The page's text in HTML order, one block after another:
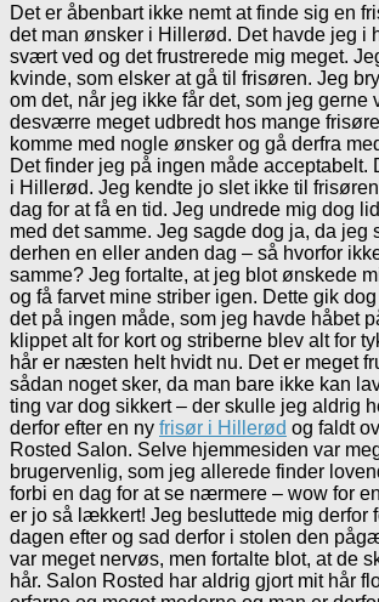
Det er åbenbart ikke nemt at finde sig en
det man ønsker i Hillerød. Det havde jeg i
svært ved og det frustrerede mig meget.
kvinde, som elsker at gå til frisøren. Jeg
om det, når jeg ikke får det, som jeg gerne
desværre meget udbredt hos mange
komme med nogle ønsker og gå derfra
Det finder jeg på ingen måde acceptabelt.
i Hillerød. Jeg kendte jo slet ikke til
dag for at få en tid. Jeg undrede mig dog
med det samme. Jeg sagde dog ja, da jeg
derhen en eller anden dag – så hvorfor
samme? Jeg fortalte, at jeg blot ønskede
og få farvet mine striber igen. Dette gik
det på ingen måde, som jeg havde håbet
klippet alt for kort og striberne blev alt for
hår er næsten helt hvidt nu. Det er meget
sådan noget sker, da man bare ikke kan
ting var dog sikkert – der skulle jeg aldrig
derfor efter en ny frisør i Hillerød og faldt
Rosted Salon. Selve hjemmesiden var
brugervenlig, som jeg allerede finder
forbi en dag for at se nærmere – wow for
er jo så lækkert! Jeg besluttede mig derfor
dagen efter og sad derfor i stolen den
var meget nervøs, men fortalte blot, at de
hår. Salon Rosted har aldrig gjort mit hår